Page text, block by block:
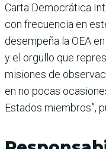
Carta Democrática
con frecuencia en
desempeña la OEA
y el orgullo que
misiones de
en no pocas
Estados miembros”,